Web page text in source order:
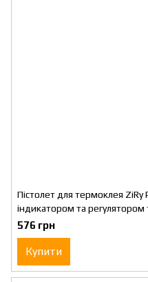
Пістолет для термоклея
індикатором та регулятором
576 грн
Купити